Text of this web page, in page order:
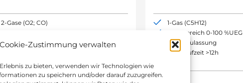
Cookie-Zustimmung verwalten
zu bieten, verwenden wir Technologien wie
zu speichern und/oder darauf zuzugreifen.
€
2-Gase (O2; CO)
ATEX-Zulassung
1-Gas (C5H12)
Messbereich 0-100 %UEG
ATEX-Zulassung
Akkulaufzeit >12h